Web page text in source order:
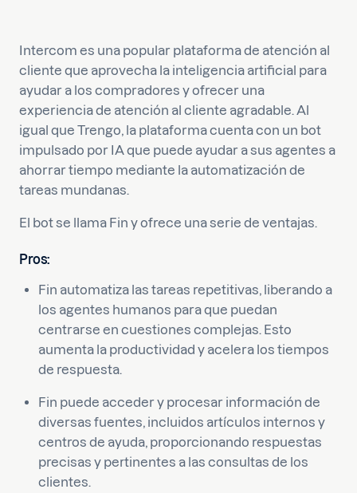
Intercom es una popular plataforma de atención al
cliente que aprovecha la inteligencia artificial para
ayudar a los compradores y ofrecer una
experiencia de atención al cliente agradable. Al
igual que Trengo, la plataforma cuenta con un bot
impulsado por IA que puede ayudar a sus agentes a
ahorrar tiempo mediante la automatización de
tareas mundanas.
El bot se llama Fin y ofrece una serie de ventajas.
Pros:
Fin automatiza las tareas repetitivas, liberando a
los agentes humanos para que puedan
centrarse en cuestiones complejas. Esto
aumenta la productividad y acelera los tiempos
de respuesta.
Fin puede acceder y procesar información de
diversas fuentes, incluidos artículos internos y
centros de ayuda, proporcionando respuestas
precisas y pertinentes a las consultas de los
clientes.